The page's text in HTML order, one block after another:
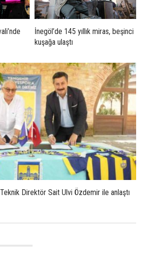
İnegöl’de 145 yıllık miras, beşinci
kuşağa ulaştı
Direktör Sait Ulvi Özdemir ile anlaştı